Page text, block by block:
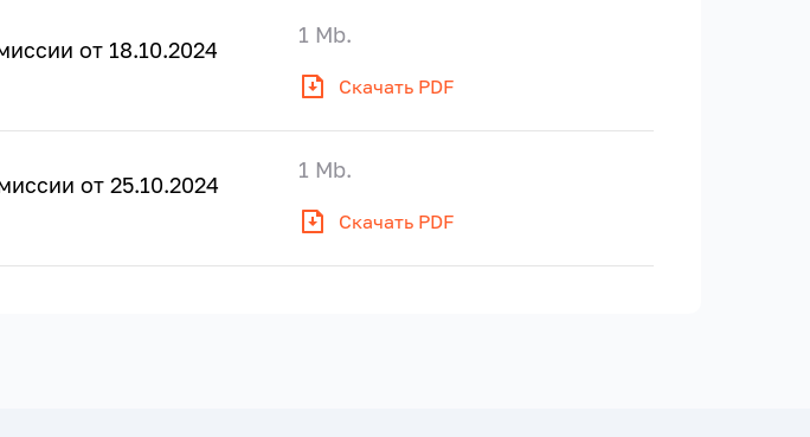
от 18.10.2024
Скачать PDF
1 Mb.
от 25.10.2024
Скачать PDF
1 Mb.